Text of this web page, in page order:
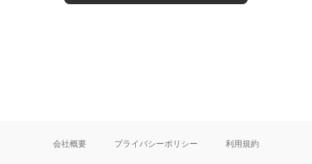
会社概要 プライバシーポリシー 利用規約